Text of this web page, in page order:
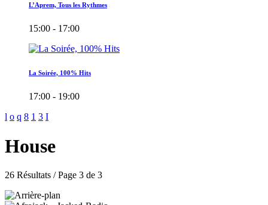
L’Aprem, Tous les Rythmes
15:00 - 17:00
La Soirée, 100% Hits
17:00 - 19:00
House
26 Résultats / Page 3 de 3